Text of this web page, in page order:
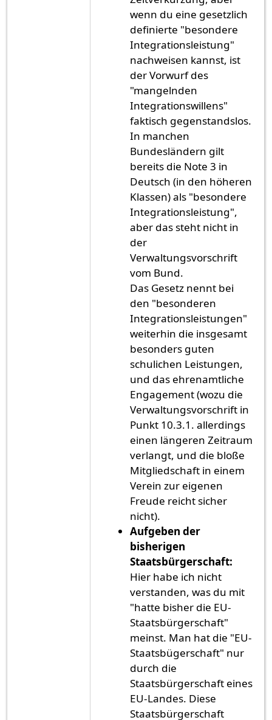
wenn du eine gesetzlich
definierte "besondere
Integrationsleistung"
nachweisen kannst, ist
der Vorwurf des
"mangelnden
Integrationswillens"
faktisch gegenstandslos.
In manchen
Bundesländern gilt
bereits die Note 3 in
Deutsch (in den höheren
Klassen) als "besondere
Integrationsleistung",
aber das steht nicht in
der
Verwaltungsvorschrift
vom Bund.
Das Gesetz nennt bei
den "besonderen
Integrationsleistungen"
weiterhin die insgesamt
besonders guten
schulichen Leistungen,
und das ehrenamtliche
Engagement (wozu die
Verwaltungsvorschrift in
Punkt 10.3.1. allerdings
einen längeren Zeitraum
verlangt, und die bloße
Mitgliedschaft in einem
Verein zur eigenen
Freude reicht sicher
nicht).
Aufgeben der
bisherigen
Staatsbürgerschaft:
Hier habe ich nicht
verstanden, was du mit
"hatte bisher die EU-
Staatsbürgerschaft"
meinst. Man hat die "EU-
Staatsbügerschaft" nur
durch die
Staatsbürgerschaft eines
EU-Landes. Diese
Staatsbürgerschaft